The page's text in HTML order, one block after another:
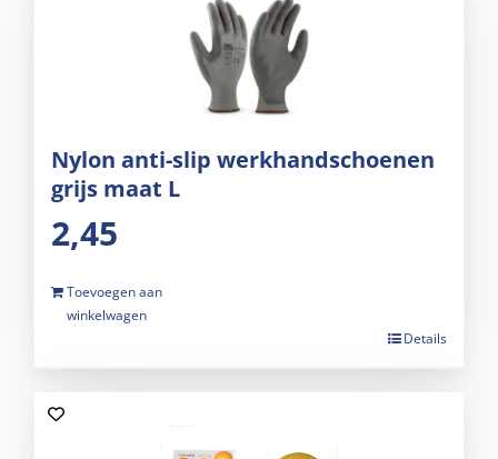
Nylon anti-slip werkhandschoenen
grijs maat L
2,45
Toevoegen aan
winkelwagen
Details